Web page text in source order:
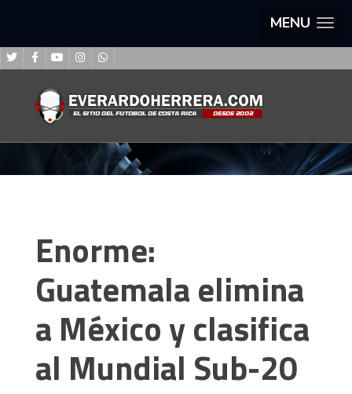
MENU
Enorme:
Guatemala elimina
a México y clasifica
al Mundial Sub-20